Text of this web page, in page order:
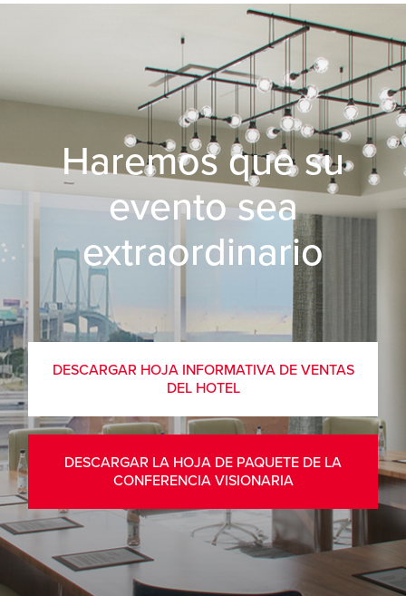
Haremos que su
evento sea
extraordinario
DESCARGAR HOJA INFORMATIVA DE VENTAS
DEL HOTEL
DESCARGAR LA HOJA DE PAQUETE DE LA
CONFERENCIA VISIONARIA